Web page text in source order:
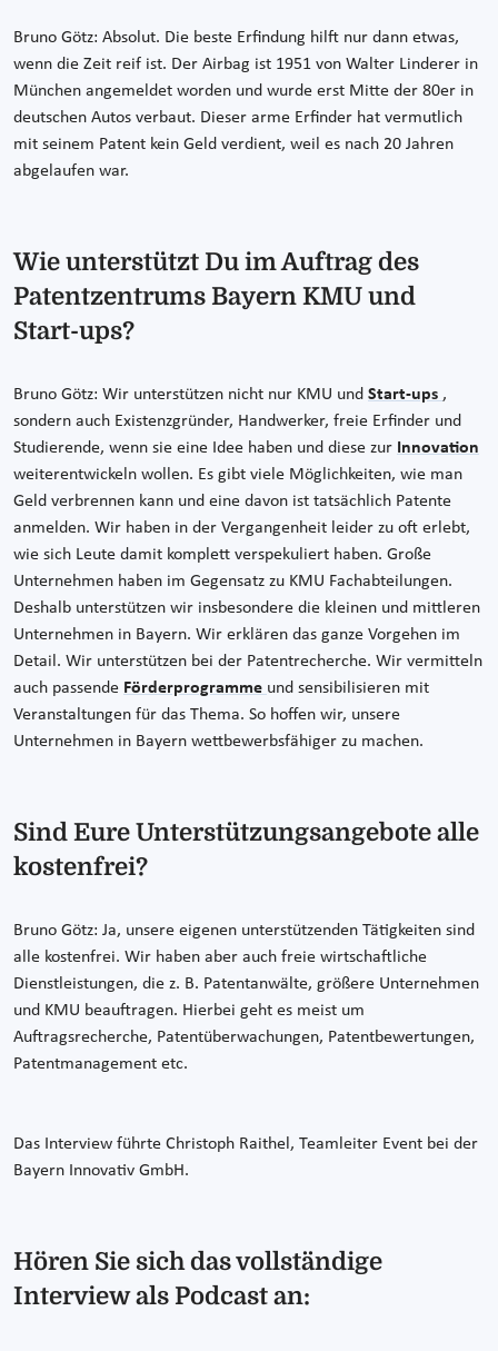
Bruno Götz: Absolut. Die beste Erfindung hilft nur dann etwas,
wenn die Zeit reif ist. Der Airbag ist 1951 von Walter Linderer in
München angemeldet worden und wurde erst Mitte der 80er in
deutschen Autos verbaut. Dieser arme Erfinder hat vermutlich
mit seinem Patent kein Geld verdient, weil es nach 20 Jahren
abgelaufen war.
Wie unterstützt Du im Auftrag des
Patentzentrums Bayern KMU und
Start-ups?
Bruno Götz: Wir unterstützen nicht nur KMU und Start-ups ,
sondern auch Existenzgründer, Handwerker, freie Erfinder und
Studierende, wenn sie eine Idee haben und diese zur Innovation
weiterentwickeln wollen. Es gibt viele Möglichkeiten, wie man
Geld verbrennen kann und eine davon ist tatsächlich Patente
anmelden. Wir haben in der Vergangenheit leider zu oft erlebt,
wie sich Leute damit komplett verspekuliert haben. Große
Unternehmen haben im Gegensatz zu KMU Fachabteilungen.
Deshalb unterstützen wir insbesondere die kleinen und mittleren
Unternehmen in Bayern. Wir erklären das ganze Vorgehen im
Detail. Wir unterstützen bei der Patentrecherche. Wir vermitteln
auch passende Förderprogramme und sensibilisieren mit
Veranstaltungen für das Thema. So hoffen wir, unsere
Unternehmen in Bayern wettbewerbsfähiger zu machen.
Sind Eure Unterstützungsangebote alle
kostenfrei?
Bruno Götz: Ja, unsere eigenen unterstützenden Tätigkeiten sind
alle kostenfrei. Wir haben aber auch freie wirtschaftliche
Dienstleistungen, die z. B. Patentanwälte, größere Unternehmen
und KMU beauftragen. Hierbei geht es meist um
Auftragsrecherche, Patentüberwachungen, Patentbewertungen,
Patentmanagement etc.
Das Interview führte Christoph Raithel, Teamleiter Event bei der
Bayern Innovativ GmbH.
Hören Sie sich das vollständige
Interview als Podcast an: